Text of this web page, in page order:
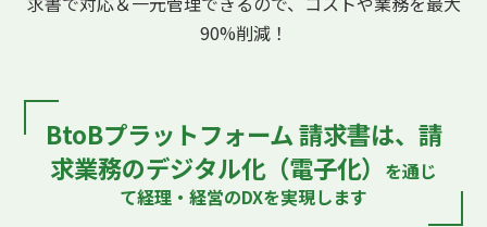
90%削減！
BtoBプラットフォーム 請求書は、 請
求業務のデジタル化（電子化）
を通じ
て経理・経営のDXを実現します